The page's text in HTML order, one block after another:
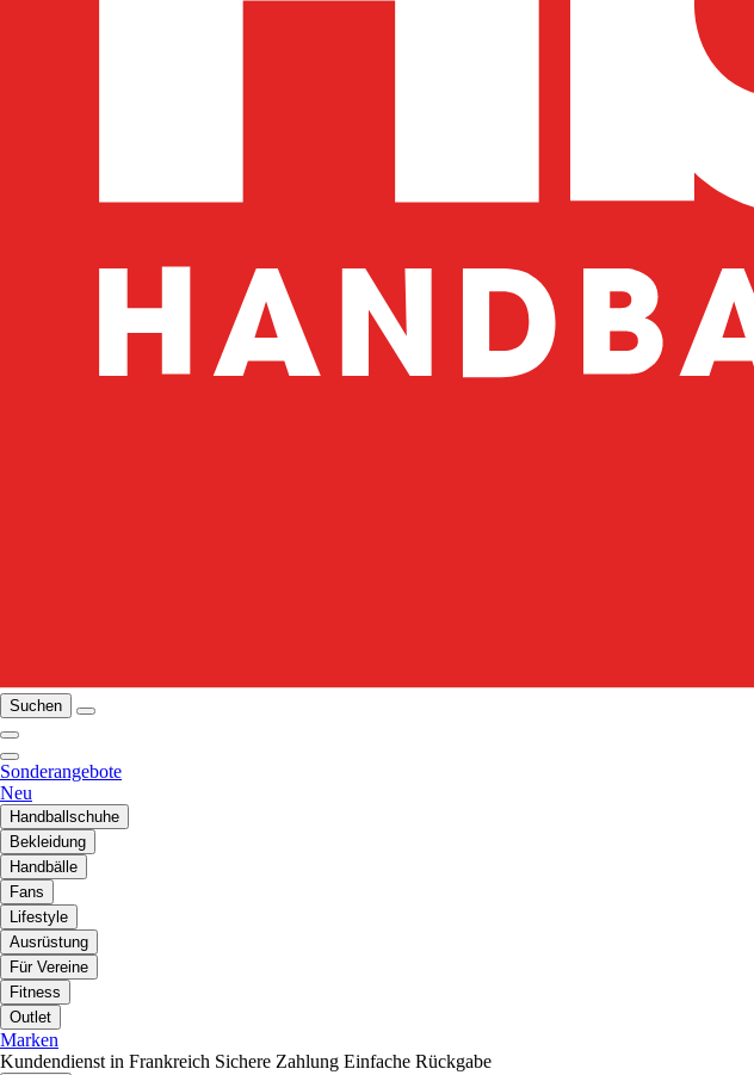
Suchen
Sonderangebote
Neu
Handballschuhe
Bekleidung
Handbälle
Fans
Lifestyle
Ausrüstung
Für Vereine
Fitness
Outlet
Marken
Kundendienst in Frankreich Sichere Zahlung Einfache Rückgabe